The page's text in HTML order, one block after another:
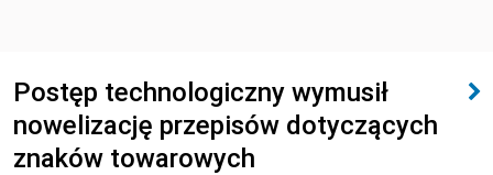
Postęp technologiczny wymusił
nowelizację przepisów dotyczących
znaków towarowych